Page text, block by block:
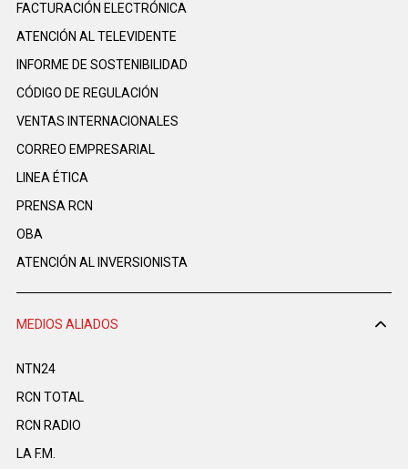
FACTURACIÓN ELECTRÓNICA
ATENCIÓN AL TELEVIDENTE
INFORME DE SOSTENIBILIDAD
CÓDIGO DE REGULACIÓN
VENTAS INTERNACIONALES
CORREO EMPRESARIAL
LINEA ÉTICA
PRENSA RCN
OBA
ATENCIÓN AL INVERSIONISTA
MEDIOS ALIADOS
NTN24
RCN TOTAL
RCN RADIO
LA F.M.